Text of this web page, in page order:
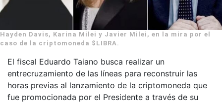
Hayden Davis, Karina Milei y Javier Milei, en la mira por el
caso de la criptomoneda $LIBRA.
El fiscal Eduardo Taiano busca realizar un
entrecruzamiento de las líneas para reconstruir las
horas previas al lanzamiento de la criptomoneda que
fue promocionada por el Presidente a través de su